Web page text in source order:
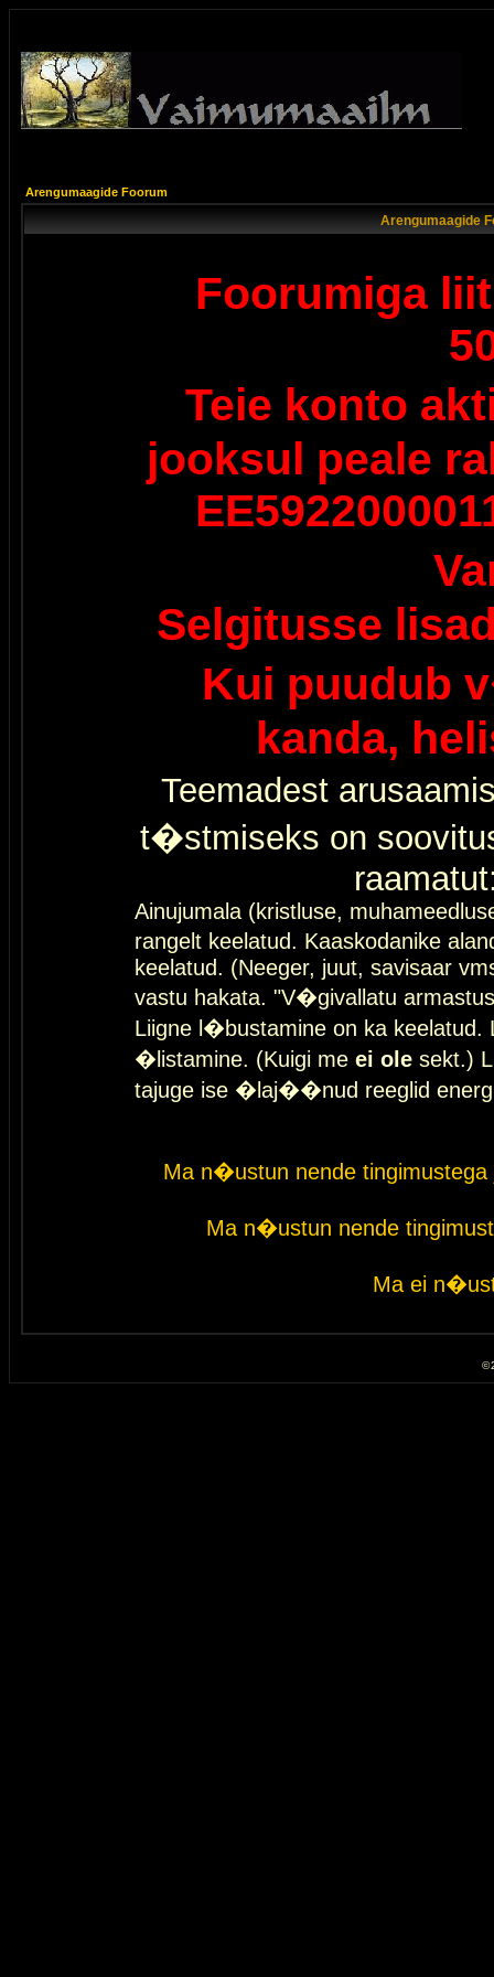
Arengumaagide Foorum
Arengumaagide
Foorumiga
Teie konto
jooksul peale
Selgitusse
Kui puudub
kanda,
Teemadest
t�stmiseks on
Ainujumala (kristluse,
rangelt keelatud. Kaaskodanike
keelatud. (Neeger, juut, savisaar
vastu hakata. "V�givallatu
Liigne l�bustamine on ka keelatud.
�listamine. (Kuigi me ei ole sekt.)
tajuge ise �laj��nud reeglid
Ma n�ustun nende
Ma n�ustun nende
Ma ei
©